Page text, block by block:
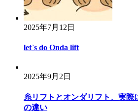
2025年7月12日
let`s do Onda lift
2025年9月2日
糸リフトとオンダリフト、実際
の違い